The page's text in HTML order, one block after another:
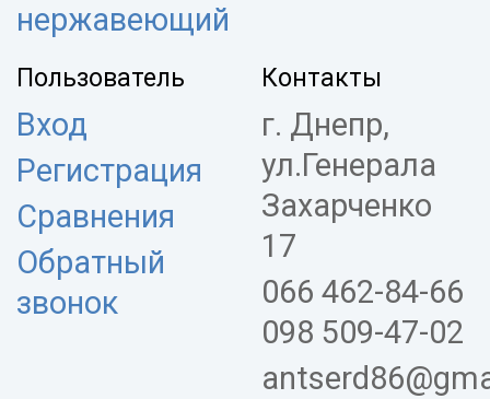
нержавеющий
Пользователь
Вход
Регистрация
Сравнения
Обратный
звонок
Контакты
г. Днепр,
ул.Генерала
Захарченко
17
066 462-84-66
098 509-47-02